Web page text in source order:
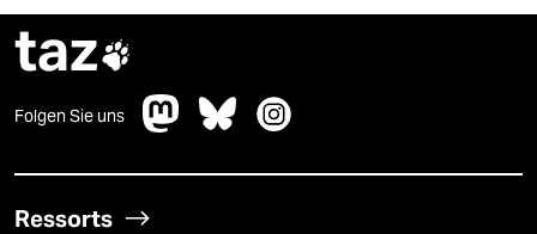
taz
Folgen Sie uns
Ressorts